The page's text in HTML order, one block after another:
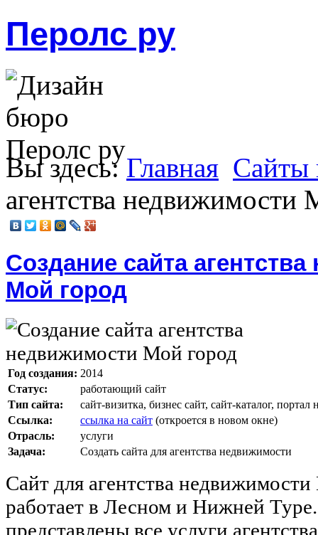
Перолс ру
Вы здесь: Главная Сайты
агентства недвижимости
Создание сайта
Мой город
Год создания: 2014
Статус:
работающий сайт
Тип сайта:
сайт-визитка, бизнес сайт, сайт-каталог,
Ссылка:
ссылка на сайт (откроется в новом окне)
Отрасль:
услуги
Задача:
Создать сайта для агентства недвижимости
Сайт для агентства
работает в Лесном и Нижней
представлены все услуги